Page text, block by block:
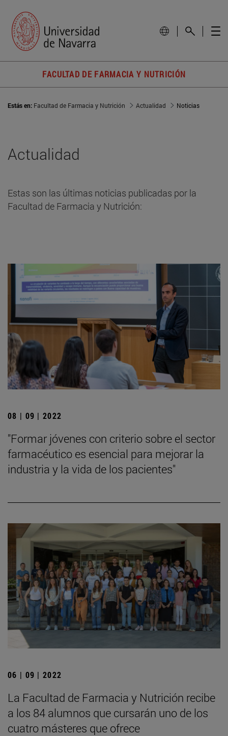
FACULTAD DE FARMACIA Y NUTRICIÓN
Estás en: Facultad de Farmacia y Nutrición Actualidad Noticias
Actualidad
Estas son las últimas noticias publicadas por la
Facultad de Farmacia y Nutrición:
08 | 09 | 2022
"Formar jóvenes con criterio sobre el sector
farmacéutico es esencial para mejorar la
industria y la vida de los pacientes"
06 | 09 | 2022
La Facultad de Farmacia y Nutrición recibe
a los 84 alumnos que cursarán uno de los
cuatro másteres que ofrece